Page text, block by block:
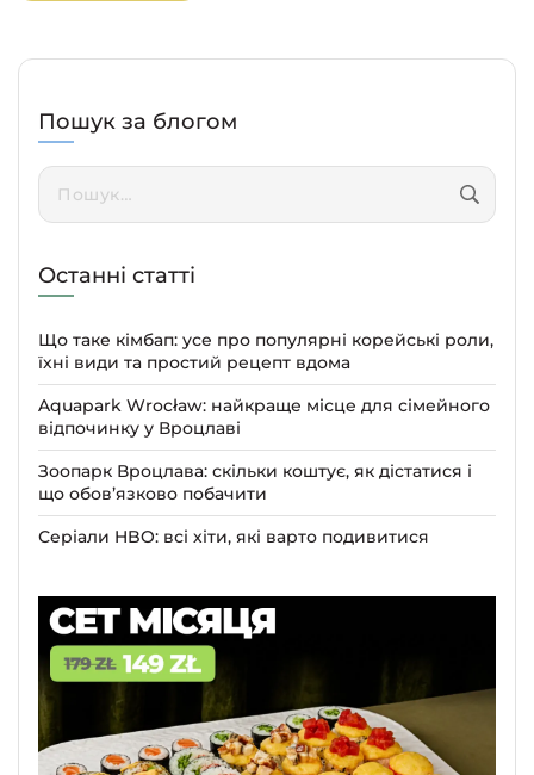
Пошук за блогом
Пошук:
Останні статті
Що таке кімбап: усе про популярні корейські роли,
їхні види та простий рецепт вдома
Aquapark Wrocław: найкраще місце для сімейного
відпочинку у Вроцлаві
Зоопарк Вроцлава: скільки коштує, як дістатися і
що обов’язково побачити
Серіали HBO: всі хіти, які варто подивитися